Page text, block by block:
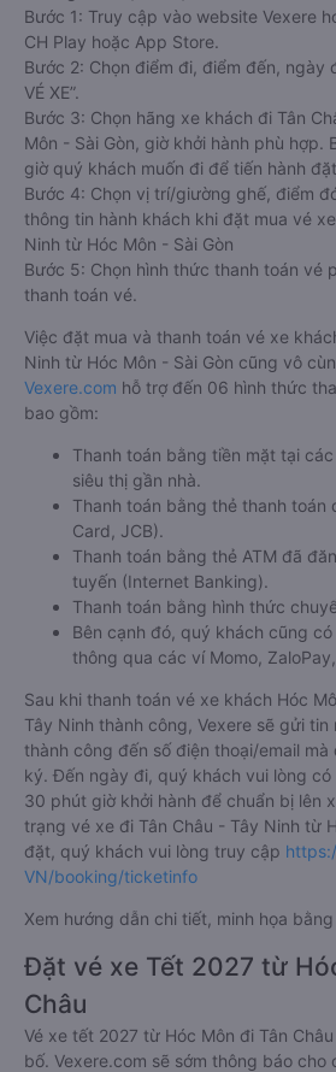
Bước 1: Truy cập vào website Vexere
CH Play hoặc App Store.
Bước 2: Chọn điểm đi, điểm đến, ngày
VÉ XE”.
Bước 3: Chọn hãng xe khách đi Tân
Môn - Sài Gòn, giờ khởi hành phù hợp.
giờ quý khách muốn đi để tiến hành
Bước 4: Chọn vị trí/giường ghế, điểm
thông tin hành khách khi đặt mua vé
Ninh từ Hóc Môn - Sài Gòn
Bước 5: Chọn hình thức thanh toán vé
thanh toán vé.
Việc đặt mua và thanh toán vé xe
Ninh từ Hóc Môn - Sài Gòn cũng vô
Vexere.com hỗ trợ đến 06 hình thức
bao gồm:
Thanh toán bằng tiền mặt tại
siêu thị gần nhà.
Thanh toán bằng thẻ thanh toán
Card, JCB).
Thanh toán bằng thẻ ATM đã
tuyến (Internet Banking).
Thanh toán bằng hình thức
Bên cạnh đó, quý khách cũng
thông qua các ví Momo,
Sau khi thanh toán vé xe khách Hóc
Tây Ninh thành công, Vexere sẽ gửi tin
thành công đến số điện thoại/email
ký. Đến ngày đi, quý khách vui lòng
30 phút giờ khởi hành để chuẩn bị lên
trạng vé xe đi Tân Châu - Tây Ninh từ
đặt, quý khách vui lòng truy cập
VN/booking/ticketinfo
Xem hướng dẫn chi tiết, minh họa bằng
Đặt vé xe Tết 2027 từ
Châu
Vé xe tết 2027 từ Hóc Môn đi Tân
bố. Vexere.com sẽ sớm thông báo cho